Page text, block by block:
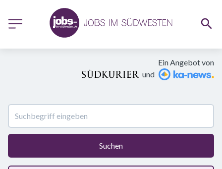
Ein Angebot von
und
Suchen